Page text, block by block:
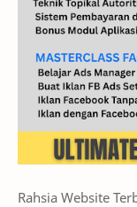
Rahsia Website